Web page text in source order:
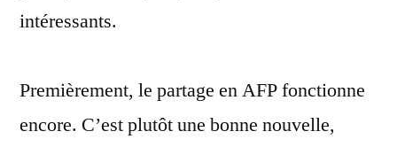
intéressants.
Premièrement, le partage en AFP fonctionne
encore. C’est plutôt une bonne nouvelle,